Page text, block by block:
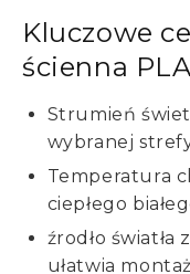
Kluczowe
ścienna
Strumień
wybranej
Temperatura
ciepłego
źrodło światła
ułatwia